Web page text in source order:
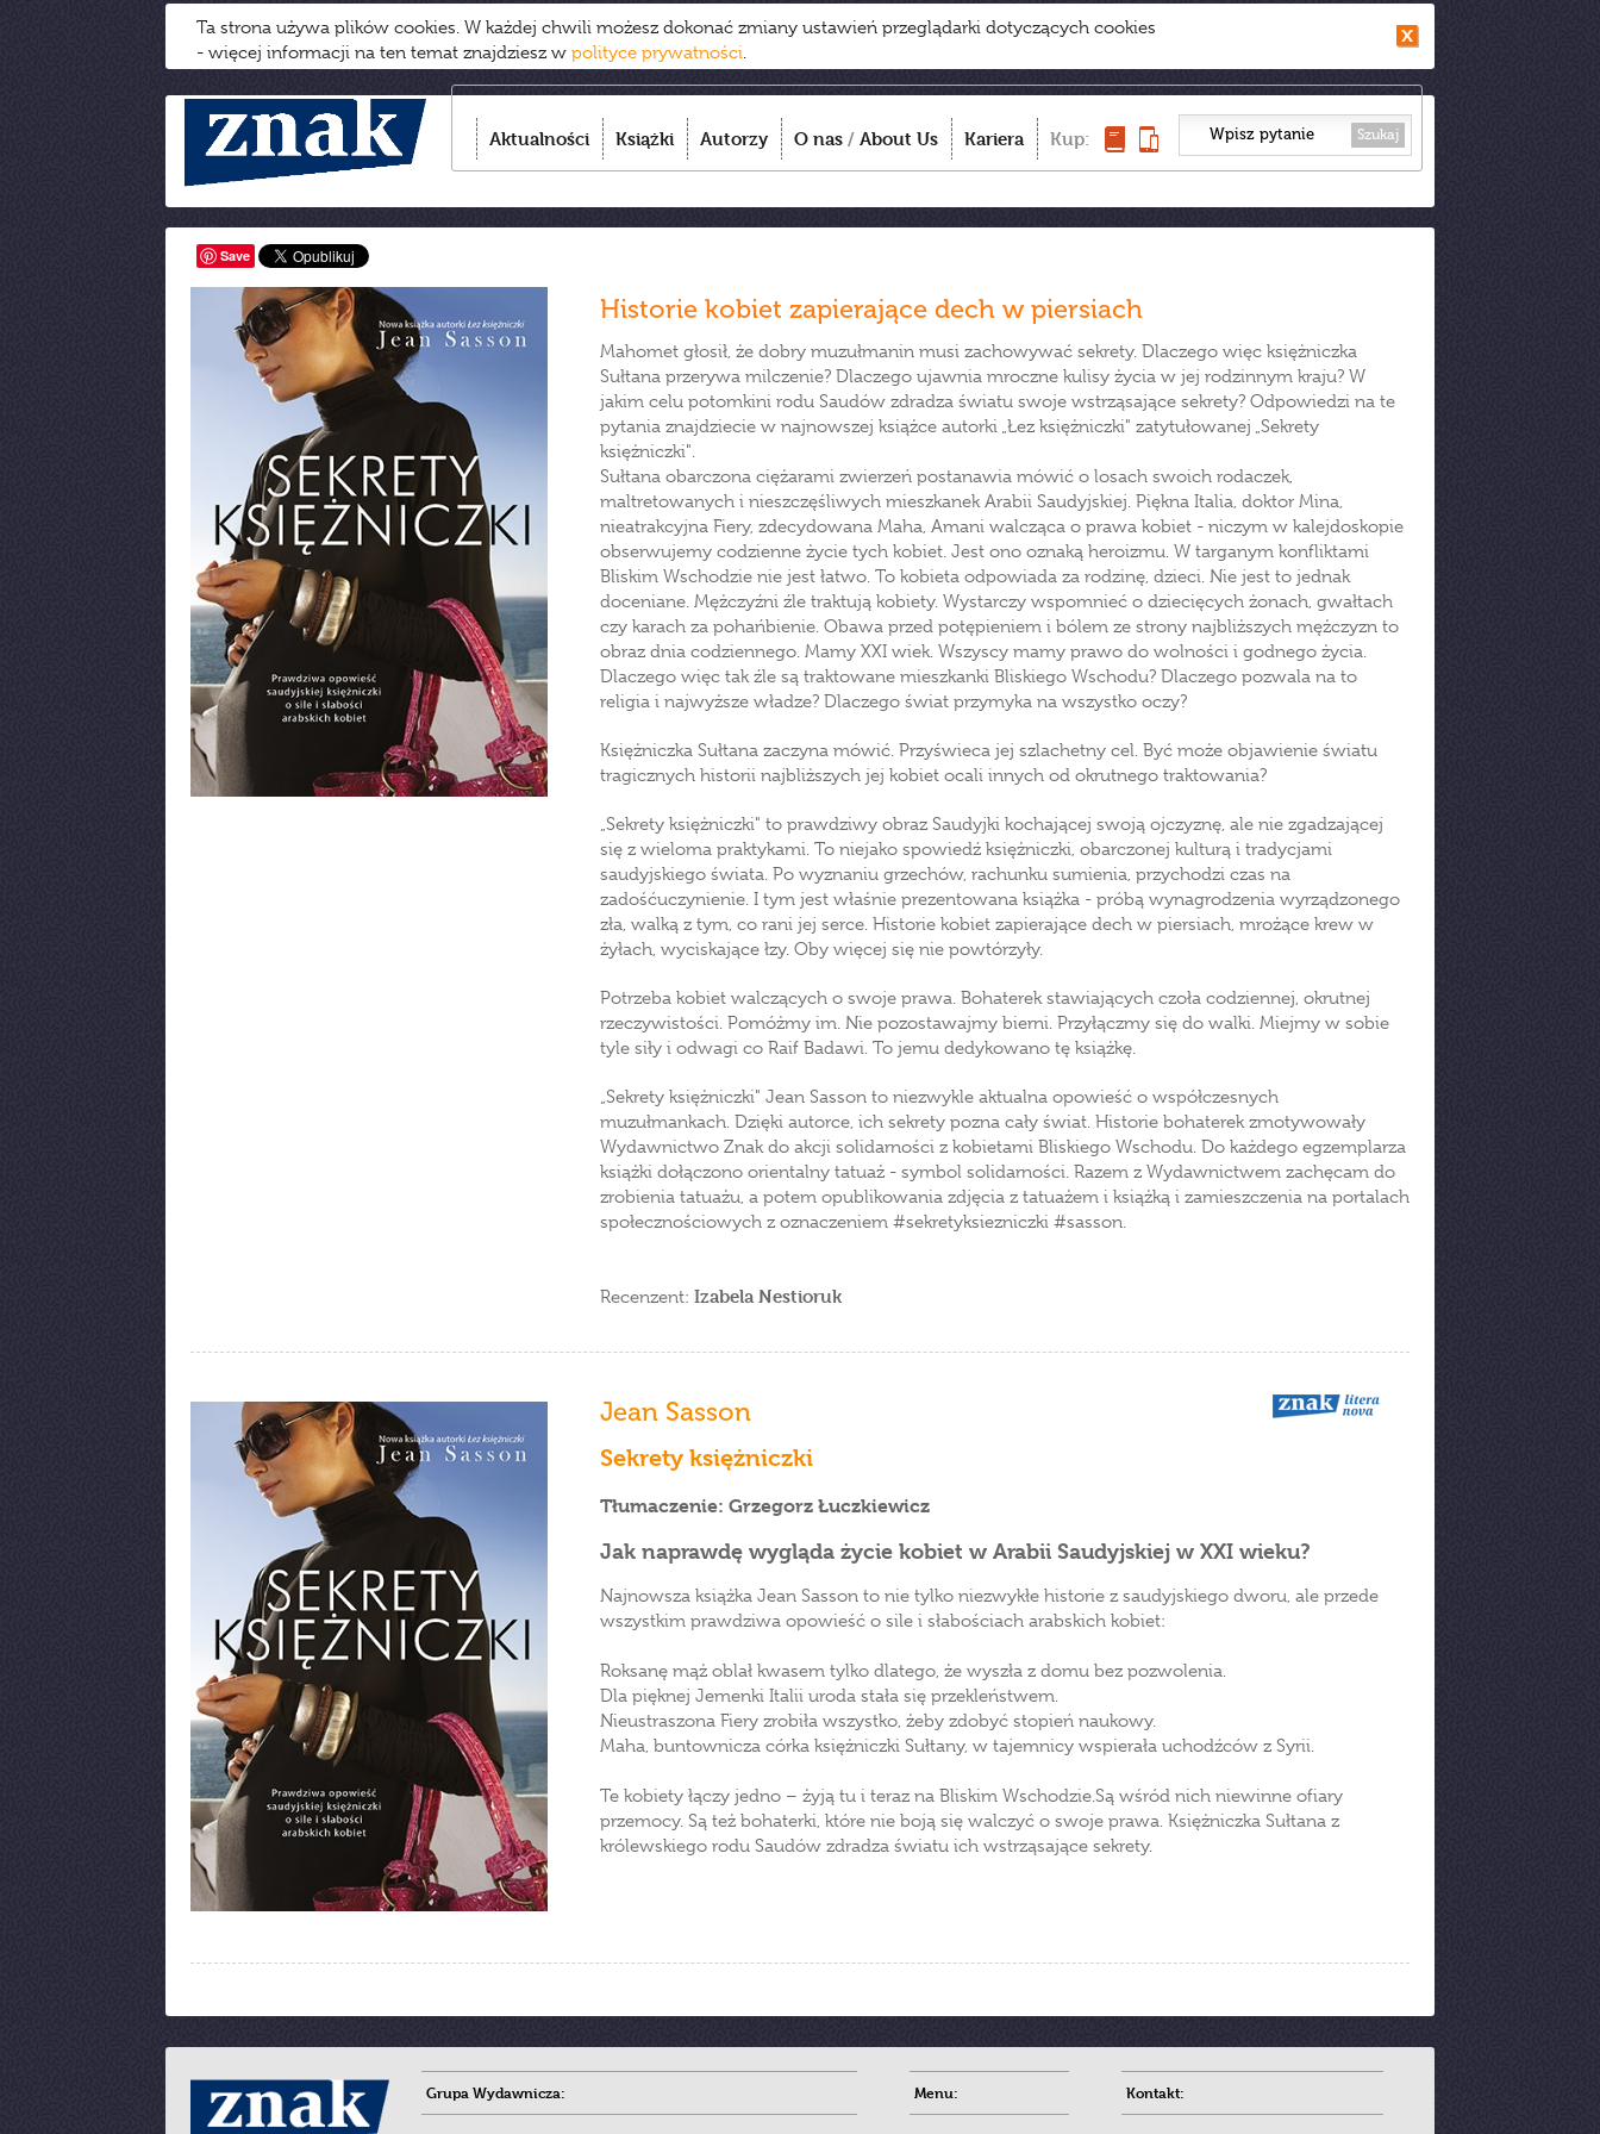
Ta strona używa plików cookies. W każdej chwili możesz dokonać zmiany ustawień przeglądarki dotyczących cookies
- więcej informacji na ten temat znajdziesz w polityce prywatności.
Aktualności Książki Autorzy O nas / About Us Kariera Kup: Szukaj
Save
Historie kobiet zapierające dech w piersiach
Mahomet głosił, że dobry muzułmanin musi zachowywać sekrety. Dlaczego więc księżniczka
Sułtana przerywa milczenie? Dlaczego ujawnia mroczne kulisy życia w jej rodzinnym kraju? W
jakim celu potomkini rodu Saudów zdradza światu swoje wstrząsające sekrety? Odpowiedzi na te
pytania znajdziecie w najnowszej książce autorki „Łez księżniczki" zatytułowanej „Sekrety
księżniczki".
Sułtana obarczona ciężarami zwierzeń postanawia mówić o losach swoich rodaczek,
maltretowanych i nieszczęśliwych mieszkanek Arabii Saudyjskiej. Piękna Italia, doktor Mina,
nieatrakcyjna Fiery, zdecydowana Maha, Amani walcząca o prawa kobiet - niczym w kalejdoskopie
obserwujemy codzienne życie tych kobiet. Jest ono oznaką heroizmu. W targanym konfliktami
Bliskim Wschodzie nie jest łatwo. To kobieta odpowiada za rodzinę, dzieci. Nie jest to jednak
doceniane. Mężczyźni źle traktują kobiety. Wystarczy wspomnieć o dziecięcych żonach, gwałtach
czy karach za pohańbienie. Obawa przed potępieniem i bólem ze strony najbliższych mężczyzn to
obraz dnia codziennego. Mamy XXI wiek. Wszyscy mamy prawo do wolności i godnego życia.
Dlaczego więc tak źle są traktowane mieszkanki Bliskiego Wschodu? Dlaczego pozwala na to
religia i najwyższe władze? Dlaczego świat przymyka na wszystko oczy?
Księżniczka Sułtana zaczyna mówić. Przyświeca jej szlachetny cel. Być może objawienie światu
tragicznych historii najbliższych jej kobiet ocali innych od okrutnego traktowania?
„Sekrety księżniczki" to prawdziwy obraz Saudyjki kochającej swoją ojczyznę, ale nie zgadzającej
się z wieloma praktykami. To niejako spowiedź księżniczki, obarczonej kulturą i tradycjami
saudyjskiego świata. Po wyznaniu grzechów, rachunku sumienia, przychodzi czas na
zadośćuczynienie. I tym jest właśnie prezentowana książka - próbą wynagrodzenia wyrządzonego
zła, walką z tym, co rani jej serce. Historie kobiet zapierające dech w piersiach, mrożące krew w
żyłach, wyciskające łzy. Oby więcej się nie powtórzyły.
Potrzeba kobiet walczących o swoje prawa. Bohaterek stawiających czoła codziennej, okrutnej
rzeczywistości. Pomóżmy im. Nie pozostawajmy bierni. Przyłączmy się do walki. Miejmy w sobie
tyle siły i odwagi co Raif Badawi. To jemu dedykowano tę książkę.
„Sekrety księżniczki" Jean Sasson to niezwykle aktualna opowieść o współczesnych
muzułmankach. Dzięki autorce, ich sekrety pozna cały świat. Historie bohaterek zmotywowały
Wydawnictwo Znak do akcji solidarności z kobietami Bliskiego Wschodu. Do każdego egzemplarza
książki dołączono orientalny tatuaż - symbol solidarności. Razem z Wydawnictwem zachęcam do
zrobienia tatuażu, a potem opublikowania zdjęcia z tatuażem i książką i zamieszczenia na portalach
społecznościowych z oznaczeniem #sekretyksiezniczki #sasson.
Recenzent: Izabela Nestioruk
Jean Sasson
Sekrety księżniczki
Tłumaczenie: Grzegorz Łuczkiewicz
Jak naprawdę wygląda życie kobiet w Arabii Saudyjskiej w XXI wieku?
Najnowsza książka Jean Sasson to nie tylko niezwykłe historie z saudyjskiego dworu, ale przede
wszystkim prawdziwa opowieść o sile i słabościach arabskich kobiet:
Roksanę mąż oblał kwasem tylko dlatego, że wyszła z domu bez pozwolenia.
Dla pięknej Jemenki Italii uroda stała się przekleństwem.
Nieustraszona Fiery zrobiła wszystko, żeby zdobyć stopień naukowy.
Maha, buntownicza córka księżniczki Sułtany, w tajemnicy wspierała uchodźców z Syrii.
Te kobiety łączy jedno – żyją tu i teraz na Bliskim Wschodzie.Są wśród nich niewinne ofiary
przemocy. Są też bohaterki, które nie boją się walczyć o swoje prawa. Księżniczka Sułtana z
królewskiego rodu Saudów zdradza światu ich wstrząsające sekrety.
Grupa Wydawnicza: Menu: Kontakt: